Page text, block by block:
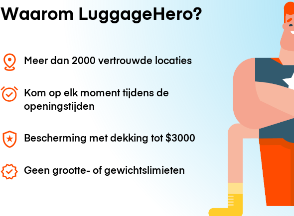
Waarom LuggageHero?
Meer dan 2000 vertrouwde locaties
Kom op elk moment tijdens de
openingstijden
Bescherming met dekking tot$3000
Geen grootte- of gewichtslimieten